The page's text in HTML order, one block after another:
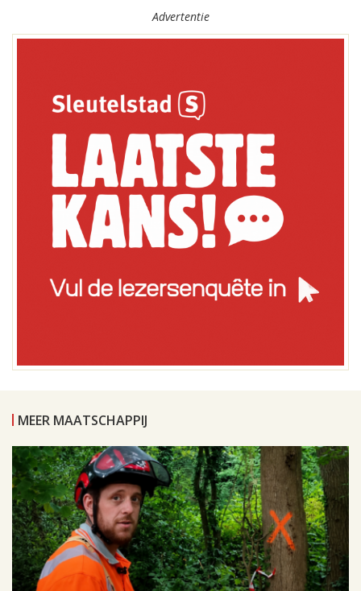
Advertentie
MEER MAATSCHAPPIJ